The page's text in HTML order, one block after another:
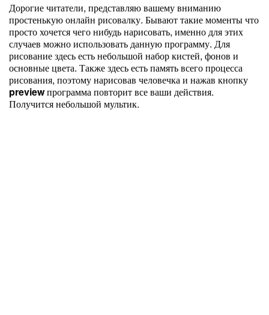
Дорогие читатели, представляю вашему вниманию
простенькую онлайн рисовалку. Бывают такие моменты что
просто хочется чего нибудь нарисовать, именно для этих
случаев можно использовать данную программу. Для
рисование здесь есть небольшой набор кистей, фонов и
основные цвета. Также здесь есть память всего процесса
рисования, поэтому нарисовав человечка и нажав кнопку
previewпрограмма повторит все ваши действия.
Получится небольшой мультик.